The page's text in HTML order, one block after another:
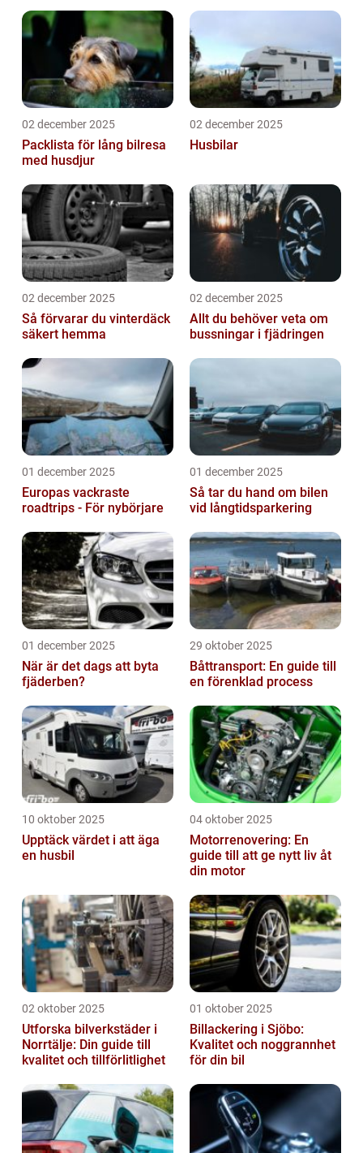
02 december 2025
Packlista för lång bilresa
med husdjur
02 december 2025
Husbilar
02 december 2025
Så förvarar du vinterdäck
säkert hemma
02 december 2025
Allt du behöver veta om
bussningar i fjädringen
01 december 2025
Europas vackraste
roadtrips - För nybörjare
01 december 2025
Så tar du hand om bilen
vid långtidsparkering
01 december 2025
När är det dags att byta
fjäderben?
29 oktober 2025
Båttransport: En guide till
en förenklad process
10 oktober 2025
Upptäck värdet i att äga
en husbil
04 oktober 2025
Motorrenovering: En
guide till att ge nytt liv åt
din motor
02 oktober 2025
Utforska bilverkstäder i
Norrtälje: Din guide till
kvalitet och tillförlitlighet
01 oktober 2025
Billackering i Sjöbo:
Kvalitet och noggrannhet
för din bil